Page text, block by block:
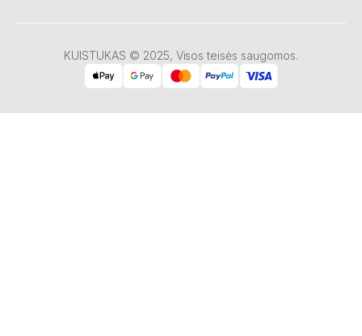
KUISTUKAS © 2025, Visos teisės saugomos.